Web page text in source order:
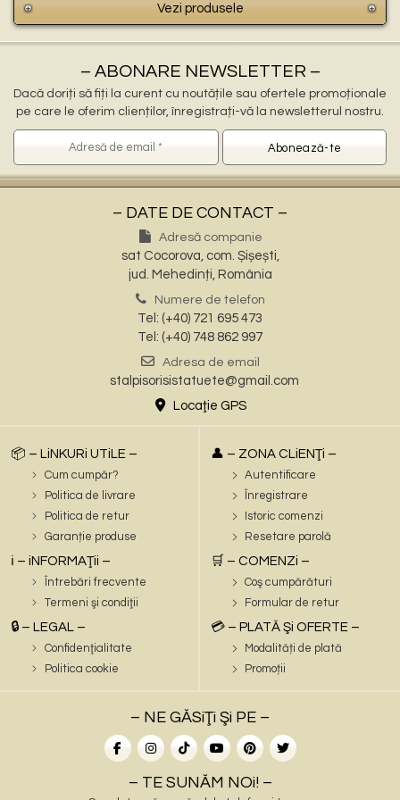
Vezi produsele
– ABONARE NEWSLETTER –
Dacă doriți să fiți la curent cu noutățile sau ofertele promoționale
pe care le oferim clienților, înregistrați-vă la newsletterul nostru.
– DATE DE CONTACT –
Adresă companie
sat Cocorova, com. Șișești,
jud. Mehedinți, România
Numere de telefon
Tel: (+40) 721 695 473
Tel: (+40) 748 862 997
Adresa de email
stalpisorisistatuete@gmail.com
Locaţie GPS
📦 – LiNKURi UTiLE –
Cum cumpăr?
Politica de livrare
Politica de retur
Garanție produse
ℹ️ – iNFORMAŢii –
Întrebări frecvente
Termeni şi condiţii
🔒 – LEGAL –
Confidenţialitate
Politica cookie
👤 – ZONA CLiENŢi –
Autentificare
Înregistrare
Istoric comenzi
Resetare parolă
🛒 – COMENZi –
Coş cumpărături
Formular de retur
💳 – PLATĂ Şi OFERTE –
Modalități de plată
Promoții
– NE GĂSiŢi Şi PE –
– TE SUNĂM NOi! –